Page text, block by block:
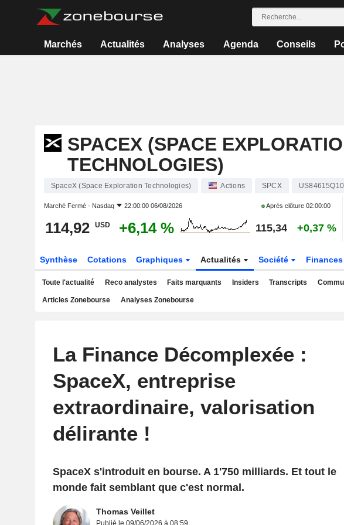
Marchés Actualités Analyses Agenda Conseils
SPACEX (SPACE
TECHNOLOGIES)
SpaceX (Space Exploration Technologies) Actions SPCX
Marché Fermé - Nasdaq 22:00:00 06/08/2026 Après clôture 02:00:00
114,92 USD +6,14 % 115,34 +0,37 %
Synthèse Cotations Graphiques Actualités Société Finances
Toute l'actualité Reco analystes Faits marquants Insiders Transcripts
Articles Zonebourse Analyses Zonebourse
La Finance Décomplexée :
SpaceX, entreprise
extraordinaire, valorisation
délirante !
SpaceX s'introduit en bourse. A 1'750 milliards. Et tout le
monde fait semblant que c'est normal.
Thomas Veillet
Publié le 09/06/2026 à 08:59